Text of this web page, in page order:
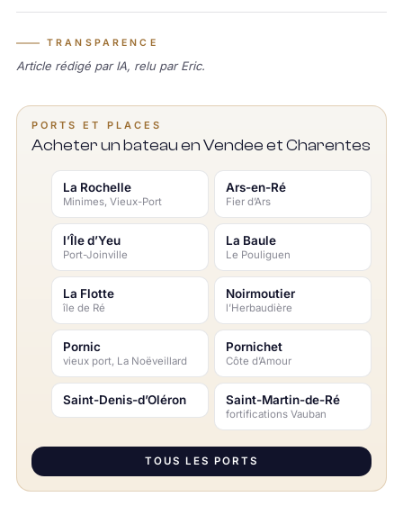
TRANSPARENCE
Article rédigé par IA, relu par Eric.
PORTS ET PLACES
Acheter un bateau en Vendee et Charentes
La Rochelle
Minimes, Vieux-Port
Ars-en-Ré
Fier d’Ars
l’Île d’Yeu
Port-Joinville
La Baule
Le Pouliguen
La Flotte
île de Ré
Noirmoutier
l’Herbaudière
Pornic
vieux port, La Noëveillard
Pornichet
Côte d’Amour
Saint-Denis-d’Oléron Saint-Martin-de-Ré
fortifications Vauban
TOUS LES PORTS